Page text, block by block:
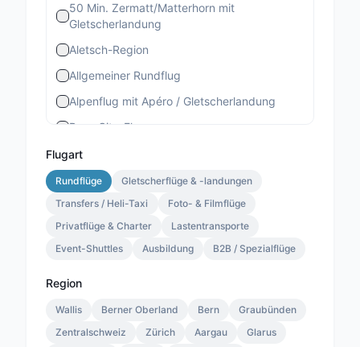
50 Min. Zermatt/Matterhorn mit
Gletscherlandung
Aletsch-Region
Allgemeiner Rundflug
Alpenflug mit Apéro / Gletscherlandung
Bern-City-Flug
Berner Stadtrundflug
Berner-Altstadt-Flug
Bernina-Gletscherflug
Bietschhorn-Region
Eiger-Mönch-Jungfrau
Gourmet Special
Gourmet Standard
Lauterbrunnen 13 Min.
Flugart
Rundflüge
Gletscherflüge & -landungen
Transfers / Heli-Taxi
Foto- & Filmflüge
Privatflüge & Charter
Lastentransporte
Event-Shuttles
Ausbildung B2B / Spezialflüge
Region
Wallis Berner Oberland Bern
Graubünden
Zentralschweiz
Zürich Aargau
Glarus